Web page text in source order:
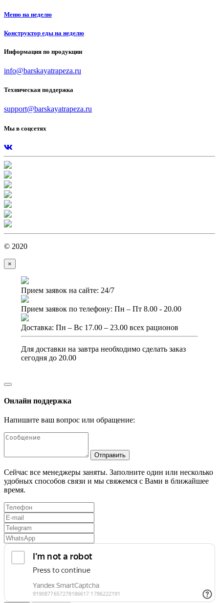
Меню на неделю
Конструктор еды на неделю
Информация по продукции
info@barskayatrapeza.ru
Техническая поддержка
support@barskayatrapeza.ru
Мы в соцсетях
© 2020
×
Прием заявок на сайте: 24/7
Прием заявок по телефону: Пн – Пт 8.00 - 20.00
Доставка: Пн – Вс 17.00 – 23.00 всех рационов
Для доставки на завтра необходимо сделать заказ
сегодня до 20.00
Онлайн поддержка
Напишите ваш вопрос или обращение:
Отправить
Сейчас все менеджеры заняты. Заполните один или несколько
удобных способов связи и мы свяжемся с Вами в ближайшее
время.